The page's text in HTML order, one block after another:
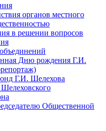
органов местного
в решении вопросов
Дню рождения Г.И.
Г.И. Шелехова
Общественной